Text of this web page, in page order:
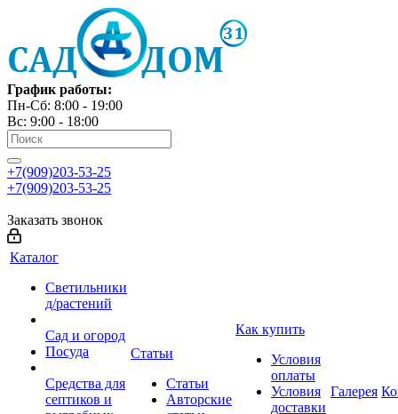
График работы:
Пн-Сб: 8:00 - 19:00
Вс: 9:00 - 18:00
+7(909)203-53-25
+7(909)203-53-25
Заказать звонок
Каталог
Светильники
д/растений
Сад и огород
Посуда
Средства для
септиков и
Статьи
Статьи
Авторские
Как купить
Условия
оплаты
Условия
доставки
Галерея